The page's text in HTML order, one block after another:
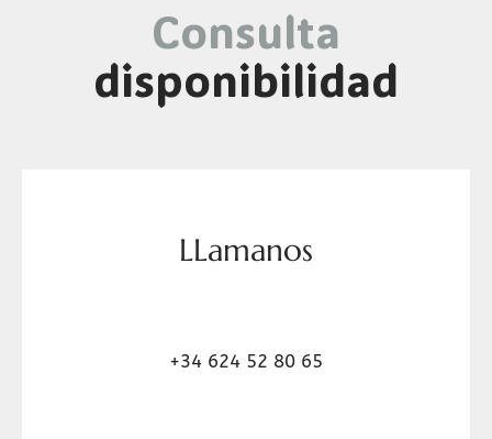
Consulta
disponibilidad
LLamanos
+34 624 52 80 65